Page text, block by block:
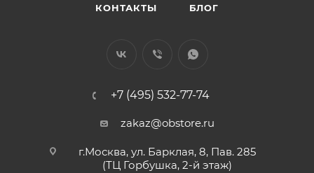
КОНТАКТЫ БЛОГ
+7 (495) 532-77-74
zakaz@obstore.ru
г.Москва, ул. Барклая, 8, Пав. 285
(ТЦ Горбушка, 2-й этаж)